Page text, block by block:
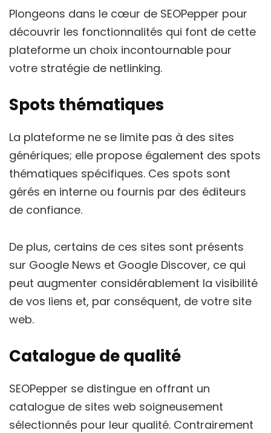
Plongeons dans le cœur de SEOPepper pour
découvrir les fonctionnalités qui font de cette
plateforme un choix incontournable pour
votre stratégie de netlinking.
Spots thématiques
La plateforme ne se limite pas à des sites
génériques; elle propose également des spots
thématiques spécifiques. Ces spots sont
gérés en interne ou fournis par des éditeurs
de confiance.
De plus, certains de ces sites sont présents
sur Google News et Google Discover, ce qui
peut augmenter considérablement la visibilité
de vos liens et, par conséquent, de votre site
web.
Catalogue de qualité
SEOPepper se distingue en offrant un
catalogue de sites web soigneusement
sélectionnés pour leur qualité. Contrairement